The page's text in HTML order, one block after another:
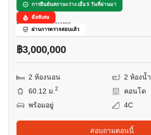
การยืนยันสถานะว่าง เมื่อ 5 วันที่ผ่านมา
ดีลพิเศษ
ผ่านการตรวจสอบแล้ว
ดีคอนโด รามอินทรา
ท่าแร้ง, กรุงเทพ
฿3,000,000
2 ห้องนอน
2 ห้องน้ำ
60.12 ม.2
คอนโด
พร้อมอยู่
4C
สอบถามตอนนี้